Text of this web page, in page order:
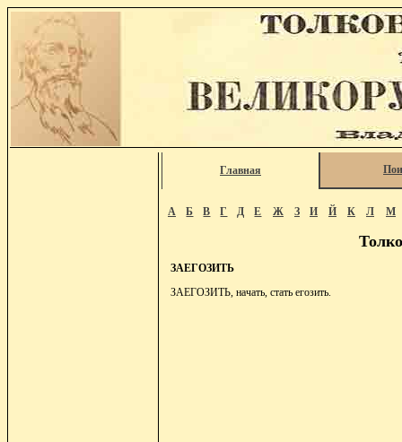
Главная
А Б В Г Д Е Ж З И Й К Л М
ЗАЕГОЗИТЬ
ЗАЕГОЗИТЬ, начать, стать егозить.